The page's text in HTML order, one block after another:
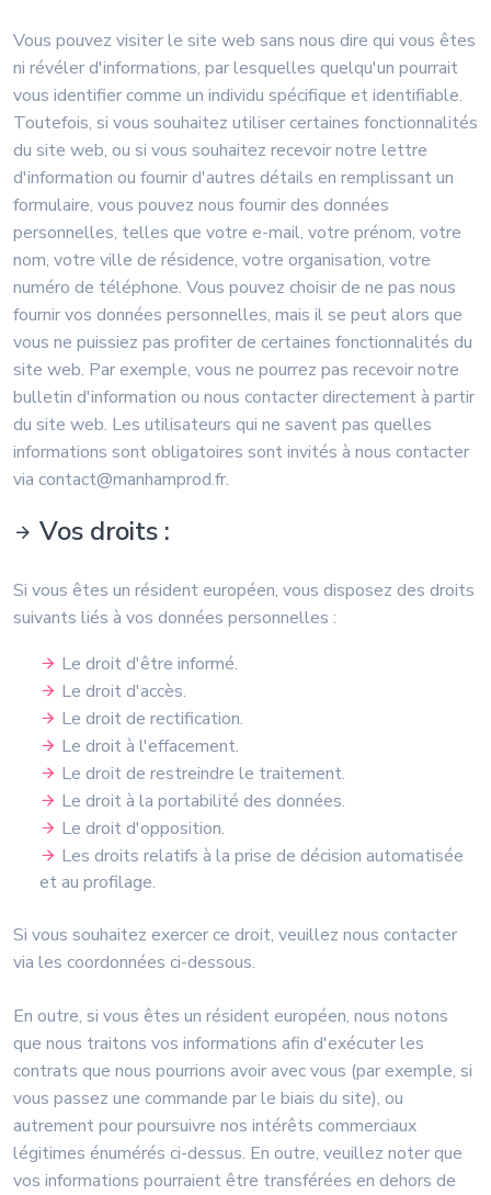
Vous pouvez visiter le site web sans nous dire qui vous êtes
ni révéler d'informations, par lesquelles quelqu'un pourrait
vous identifier comme un individu spécifique et identifiable.
Toutefois, si vous souhaitez utiliser certaines fonctionnalités
du site web, ou si vous souhaitez recevoir notre lettre
d'information ou fournir d'autres détails en remplissant un
formulaire, vous pouvez nous fournir des données
personnelles, telles que votre e-mail, votre prénom, votre
nom, votre ville de résidence, votre organisation, votre
numéro de téléphone. Vous pouvez choisir de ne pas nous
fournir vos données personnelles, mais il se peut alors que
vous ne puissiez pas profiter de certaines fonctionnalités du
site web. Par exemple, vous ne pourrez pas recevoir notre
bulletin d'information ou nous contacter directement à partir
du site web. Les utilisateurs qui ne savent pas quelles
informations sont obligatoires sont invités à nous contacter
via contact@manhamprod.fr.
Vos droits :
Si vous êtes un résident européen, vous disposez des droits
suivants liés à vos données personnelles :
Le droit d'être informé.
Le droit d'accès.
Le droit de rectification.
Le droit à l'effacement.
Le droit de restreindre le traitement.
Le droit à la portabilité des données.
Le droit d'opposition.
Les droits relatifs à la prise de décision automatisée
et au profilage.
Si vous souhaitez exercer ce droit, veuillez nous contacter
via les coordonnées ci-dessous.
En outre, si vous êtes un résident européen, nous notons
que nous traitons vos informations afin d'exécuter les
contrats que nous pourrions avoir avec vous (par exemple, si
vous passez une commande par le biais du site), ou
autrement pour poursuivre nos intérêts commerciaux
légitimes énumérés ci-dessus. En outre, veuillez noter que
vos informations pourraient être transférées en dehors de